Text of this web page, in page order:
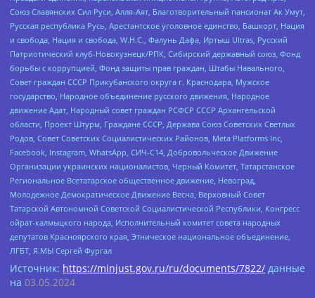
Союз Славянских Сил Руси, Алля-Аят, Благотворительный пансионат Ак Умут,
Русская республика Русь, Арестантское уголовное единство, Башкорт, Нация
и свобода, Нация и свобода, W.H.С., Фалунь Дафа, Иртыш Ultras, Русский
Патриотический клуб-Новокузнецк/РПК, Сибирский державный союз, Фонд
борьбы с коррупцией, Фонд защиты прав граждан, Штабы Навального,
Совет граждан СССР Прикубанского округа г. Краснодара, Мужское
государство, Народное объединение русского движения, Народное
движение Адат, Народный совет граждан РСФСР СССР Архангельской
области, Проект Штурм, Граждане СССР, Держава Союз Советских Светлых
Родов, Совет Советских Социалистических Районов, Meta Platforms Inc,
Facebook, Instagram, WhatsApp, СИЧ-С14, Добровольческое Движение
Организации украинских националистов, Черный Комитет, Татарстанское
Региональное Всетатарское общественное движение, Невоград,
Молодежное Демократическое Движение Весна, Верховный Совет
Татарской Автономной Советской Социалистической Республики, Конгресс
ойрат-калмыцкого народа, Исполнительный комитет совета народных
депутатов Красноярского края, Этническое национальное объединение,
ЛГБТ, Я.МЫ Сергей Фургал
Источник: https://minjust.gov.ru/ru/documents/7822/ данные
на 03.05.2024